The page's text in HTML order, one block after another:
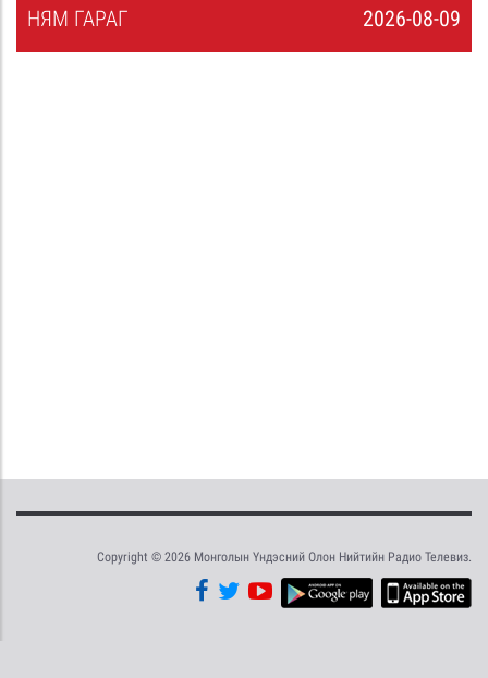
2026-08-09
НЯМ ГАРАГ
Copyright © 2026 Монголын Үндэсний Олон Нийтийн Радио Телевиз.